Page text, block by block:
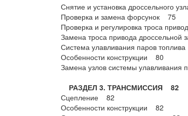
Снятие и установка дроссельного
Проверка и замена форсунок 75
Проверка и регулировка троса
Замена троса привода дроссельной
Система улавливания паров
Особенности конструкции 80
Замена узлов системы
РАЗДЕЛ 3. ТРАНСМИССИЯ 82
Сцепление 82
Особенности конструкции 82